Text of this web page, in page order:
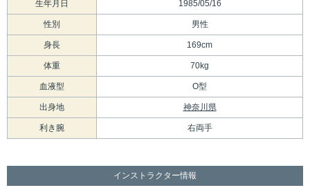
生年月日 1985/05/16
性別 男性
身長 169cm
体重 70kg
血液型 O型
出身地 神奈川県
利き腕 右両手
インストラクター情報